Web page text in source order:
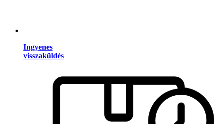
Ingyenes
visszaküldés